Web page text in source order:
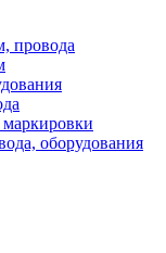
провода
оборудования